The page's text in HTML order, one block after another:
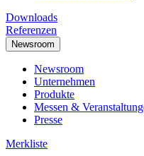
Downloads
Referenzen
Newsroom
Newsroom
Unternehmen
Produkte
Messen &
Presse
Merkliste